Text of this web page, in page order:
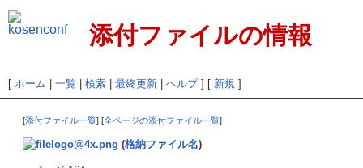
添付ファイルの情報
[ ホーム 一覧 検索| 最終更新| ヘルプ] [ 新規]
[添付ファイル一覧] [全ページの添付ファイル一覧]
logo@4x.png (格納ファイル名)